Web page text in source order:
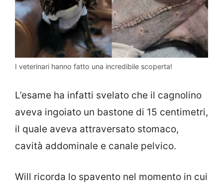
I veterinari hanno fatto una incredibile scoperta!
L’esame ha infatti svelato che il cagnolino
aveva ingoiato un bastone di 15 centimetri,
il quale aveva attraversato stomaco,
cavità addominale e canale pelvico.
Will ricorda lo spavento nel momento in cui